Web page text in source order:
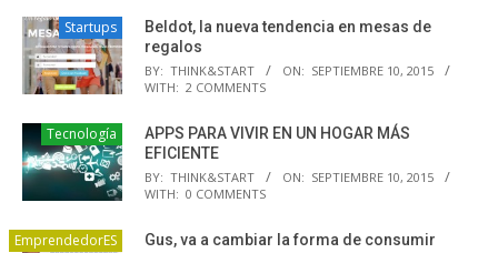
Startups
Beldot, la nueva tendencia en mesas de
regalos
BY: THINK&START ON: SEPTIEMBRE 10, 2015
WITH: 2 COMMENTS
Tecnología
APPS PARA VIVIR EN UN HOGAR MÁS
EFICIENTE
BY: THINK&START ON: SEPTIEMBRE 10, 2015
WITH: 0 COMMENTS
EmprendedorES Gus, va a cambiar la forma de consumir